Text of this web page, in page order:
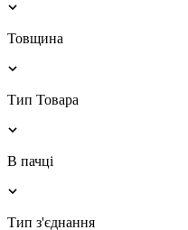
Товщина
Тип Товара
В пачці
Тип з'єднання